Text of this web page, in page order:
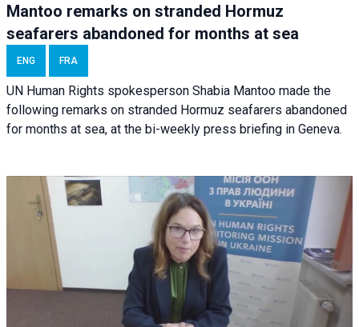
Mantoo remarks on stranded Hormuz
seafarers abandoned for months at sea
ENG FRA
UN Human Rights spokesperson Shabia Mantoo made the
following remarks on stranded Hormuz seafarers abandoned
for months at sea, at the bi-weekly press briefing in Geneva.